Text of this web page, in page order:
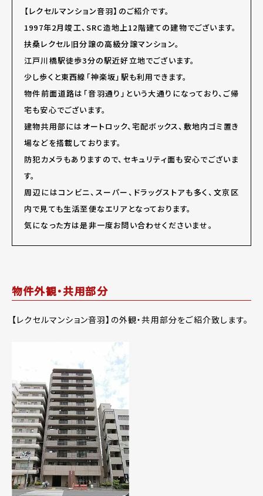
【レクセルマンション音羽】のご紹介です。
1997年2月竣工、SRC造地上12階建ての建物でございます。
扶桑レクセル旧分譲の高級分譲マンション。
江戸川橋駅徒歩3分の駅近好立地でございます。
少し歩くと東西線「神楽坂」駅も利用できます。
物件前面道路は「音羽通り」という大通りになっており、ご帰
宅も安心でございます。
建物共用部にはオートロック、宅配ボックス、敷地内ゴミ置き
場などを搭載しております。
防犯カメラもありますので、セキュリティ面も安心でございま
す。
周辺にはコンビニ、スーパー、ドラッグストアも多く、文京区
内で見ても生活至便なエリアとなっております。
気になった方は是非一度お問い合わせくださいませ。
物件外観・共用部分
【レクセルマンション音羽】の外観・共用部分をご紹介致します。